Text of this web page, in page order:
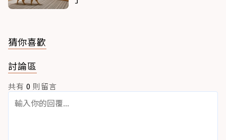
猜你喜歡
討論區
共有 0 則留言